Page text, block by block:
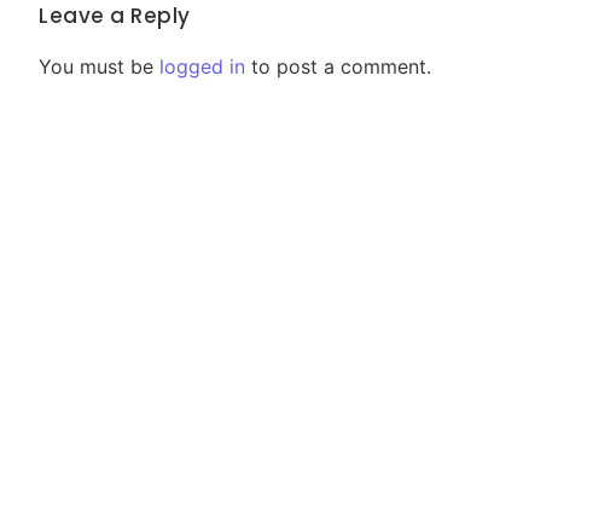
Leave a Reply
You must be logged in to post a comment.